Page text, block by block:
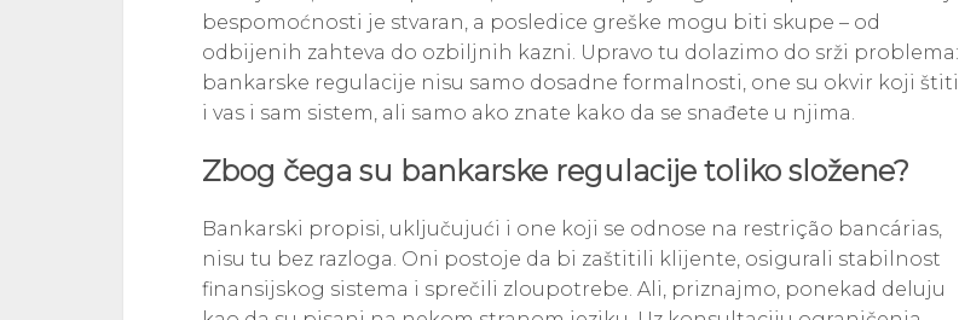
bespomoćnosti je stvaran, a posledice greške mogu biti skupe – od
odbijenih zahteva do ozbiljnih kazni. Upravo tu dolazimo do srži problema:
bankarske regulacije nisu samo dosadne formalnosti, one su okvir koji štiti
i vas i sam sistem, ali samo ako znate kako da se snađete u njima.
Zbog čega su bankarske regulacije toliko složene?
Bankarski propisi, uključujući i one koji se odnose na restrição bancárias,
nisu tu bez razloga. Oni postoje da bi zaštitili klijente, osigurali stabilnost
finansijskog sistema i sprečili zloupotrebe. Ali, priznajmo, ponekad deluju